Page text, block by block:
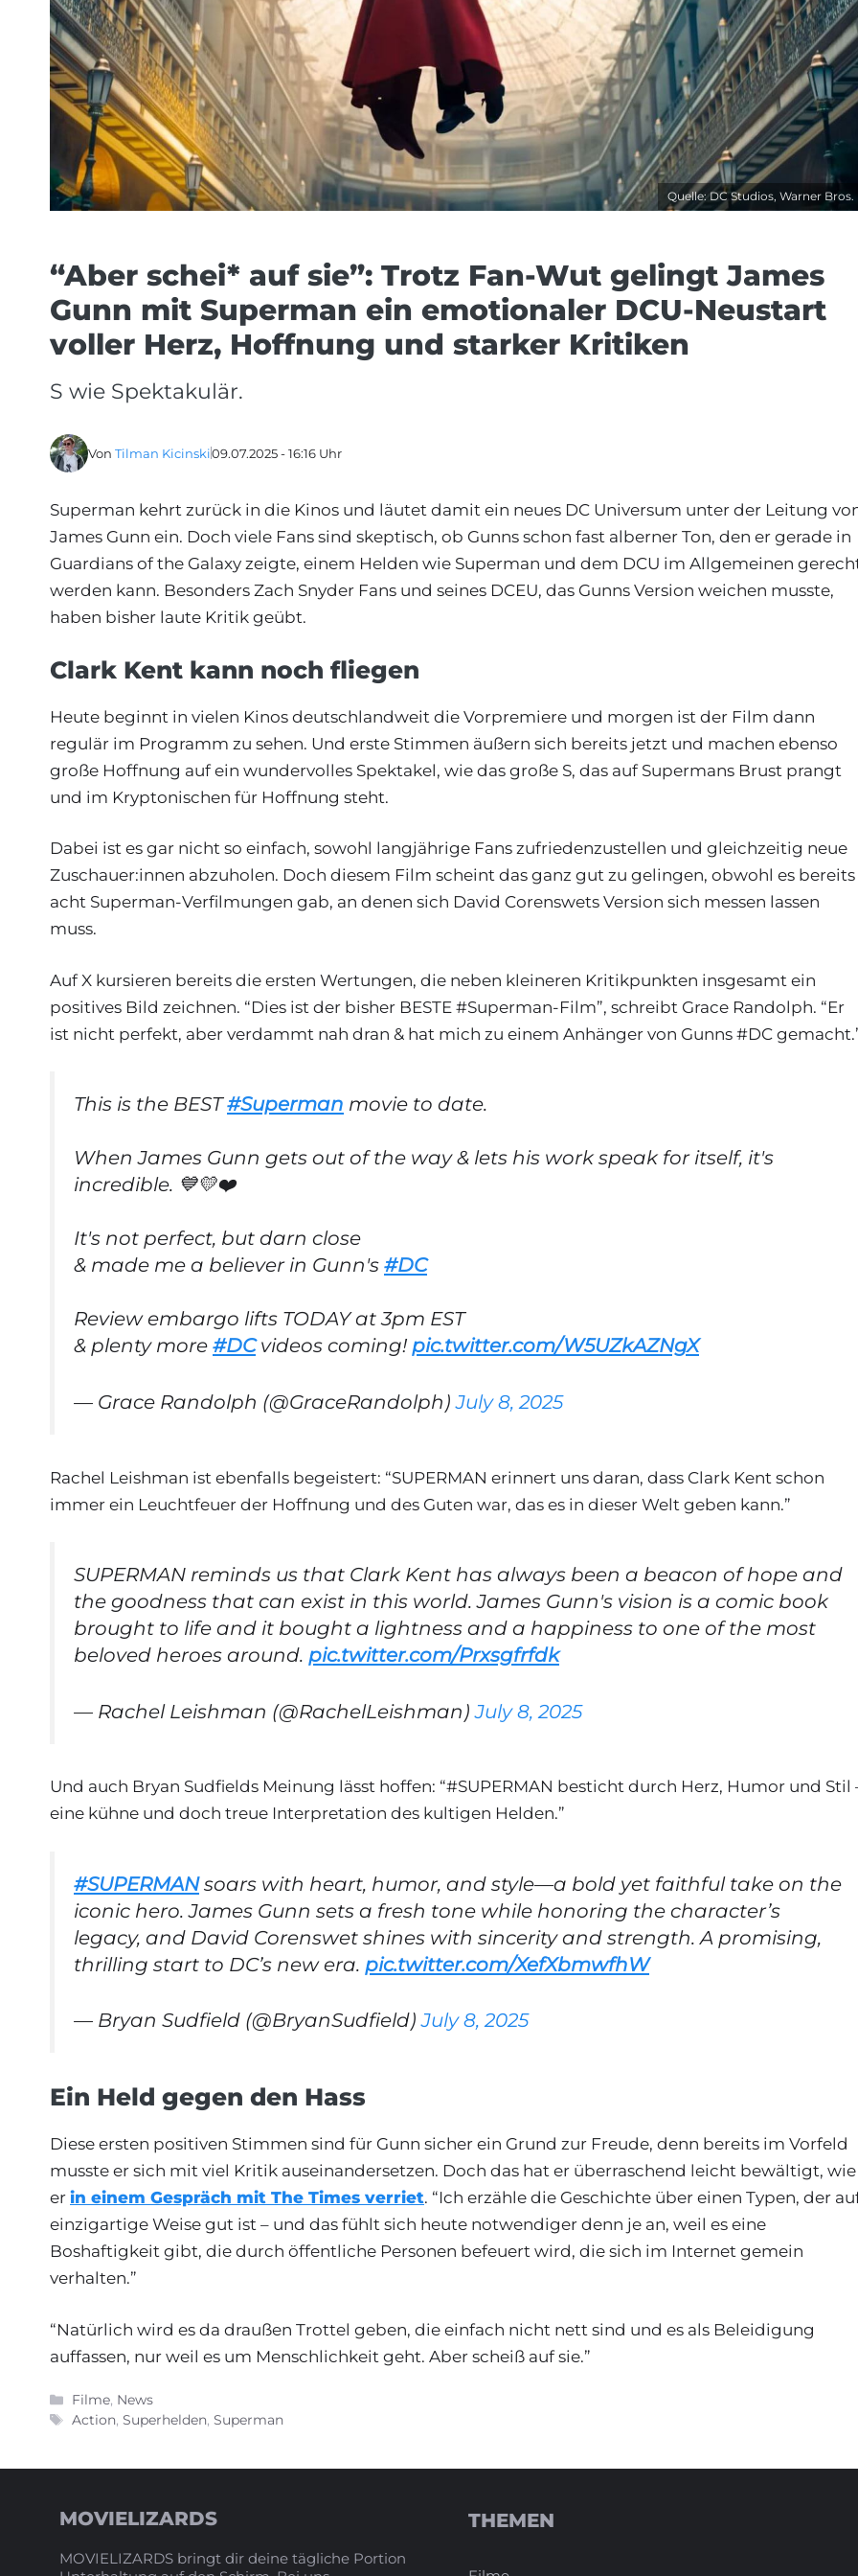
Quelle: DC Studios, Warner Bros.
“Aber schei* auf sie”: Trotz Fan-Wut gelingt James
Gunn mit Superman ein emotionaler DCU-Neustart
voller Herz, Hoffnung und starker Kritiken
S wie Spektakulär.
Von Tilman Kicinski09.07.2025 - 16:16 Uhr
Superman kehrt zurück in die Kinos und läutet damit ein neues DC Universum unter der Leitung
James Gunn ein. Doch viele Fans sind skeptisch, ob Gunns schon fast alberner Ton, den er gerade in
Guardians of the Galaxy zeigte, einem Helden wie Superman und dem DCU im Allgemeinen
werden kann. Besonders Zach Snyder Fans und seines DCEU, das Gunns Version weichen musste,
haben bisher laute Kritik geübt.
Clark Kent kann noch fliegen
Heute beginnt in vielen Kinos deutschlandweit die Vorpremiere und morgen ist der Film dann
regulär im Programm zu sehen. Und erste Stimmen äußern sich bereits jetzt und machen ebenso
große Hoffnung auf ein wundervolles Spektakel, wie das große S, das auf Supermans Brust prangt
und im Kryptonischen für Hoffnung steht.
Dabei ist es gar nicht so einfach, sowohl langjährige Fans zufriedenzustellen und gleichzeitig neue
Zuschauer:innen abzuholen. Doch diesem Film scheint das ganz gut zu gelingen, obwohl es bereits
acht Superman-Verfilmungen gab, an denen sich David Corenswets Version sich messen lassen
muss.
Auf X kursieren bereits die ersten Wertungen, die neben kleineren Kritikpunkten insgesamt ein
positives Bild zeichnen. “Dies ist der bisher BESTE #Superman-Film”, schreibt Grace Randolph. “Er
ist nicht perfekt, aber verdammt nah dran & hat mich zu einem Anhänger von Gunns #DC
This is the BEST#Superman movie to date.
When James Gunn gets out of the way & lets his work speak for itself, it's
incredible. 💙💛❤️
It's not perfect, but darn close
& made me a believer in Gunn's #DC
Review embargo lifts TODAY at 3pm EST
& plenty more #DCvideos coming! pic.twitter.com/W5UZkAZNgX
— Grace Randolph (@GraceRandolph)July 8, 2025
Rachel Leishman ist ebenfalls begeistert: “SUPERMAN erinnert uns daran, dass Clark Kent schon
immer ein Leuchtfeuer der Hoffnung und des Guten war, das es in dieser Welt geben kann.”
SUPERMAN reminds us that Clark Kent has always been a beacon of hope and
the goodness that can exist in this world. James Gunn's vision is a comic book
brought to life and it bought a lightness and a happiness to one of the most
beloved heroes around. pic.twitter.com/Prxsgfrfdk
— Rachel Leishman (@RachelLeishman)July 8, 2025
Und auch Bryan Sudfields Meinung lässt hoffen: “#SUPERMAN besticht durch Herz, Humor und Stil
eine kühne und doch treue Interpretation des kultigen Helden.”
#SUPERMANsoars with heart, humor, and style—a bold yet faithful take on the
iconic hero. James Gunn sets a fresh tone while honoring the character’s
legacy, and David Corenswet shines with sincerity and strength. A promising,
thrilling start to DC’s new era. pic.twitter.com/XefXbmwfhW
— Bryan Sudfield (@BryanSudfield)July 8, 2025
Ein Held gegen den Hass
Diese ersten positiven Stimmen sind für Gunn sicher ein Grund zur Freude, denn bereits im Vorfeld
musste er sich mit viel Kritik auseinandersetzen. Doch das hat er überraschend leicht bewältigt, wie
er in einem Gespräch mit The Times verriet. “Ich erzähle die Geschichte über einen Typen, der
einzigartige Weise gut ist – und das fühlt sich heute notwendiger denn je an, weil es eine
Boshaftigkeit gibt, die durch öffentliche Personen befeuert wird, die sich im Internet gemein
verhalten.”
“Natürlich wird es da draußen Trottel geben, die einfach nicht nett sind und es als Beleidigung
auffassen, nur weil es um Menschlichkeit geht. Aber scheiß auf sie.”
Kategorien
Filme, News
Schlagwörter
Action,Superhelden,Superman
MOVIELIZARDS
MOVIELIZARDS bringt dir deine tägliche Portion
THEMEN